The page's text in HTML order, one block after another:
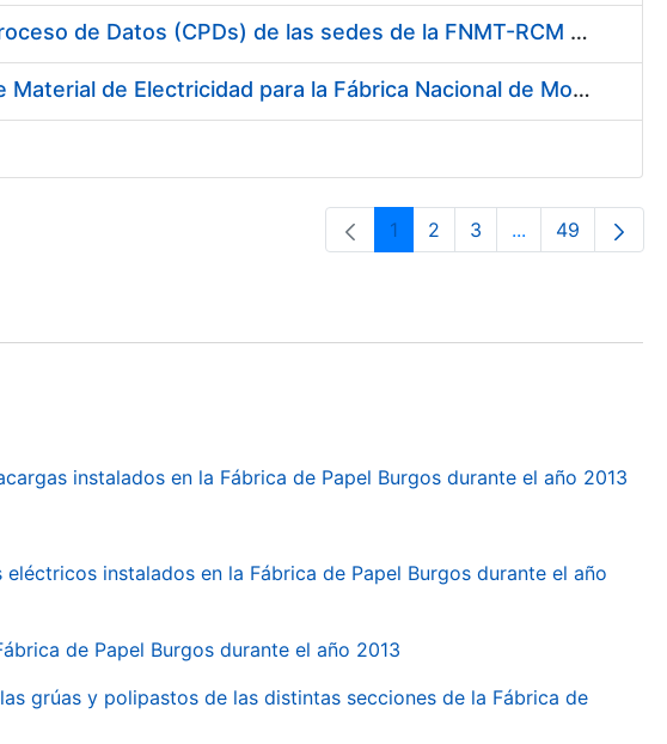
Conexión mediante Fibra Óptica de los Centros de Proceso de Datos (CPDs) de las sedes de la FNMT-RCM de Burgos y Madrid
Contratación de acuerdo marco para el Suministro de Material de Electricidad para la Fábrica Nacional de Moneda y Timbre-Real Casa de la Moneda en su centro de trabajo de Burgos
Orrialdea
1 Orrialdea
2 Orrialdea
3 ...Intermediate
Orrialdea
49
instalados en la Fábrica de Papel Burgos durante el año 2013
instalados en la Fábrica de Papel Burgos durante el año
de Papel Burgos durante el año 2013
grúas y polipastos de las distintas secciones de la Fábrica de